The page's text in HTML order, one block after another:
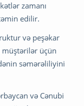
zamanı
edilir.
və peşəkar
müştərilər üçün
səmərəliliyini
və Cənubi